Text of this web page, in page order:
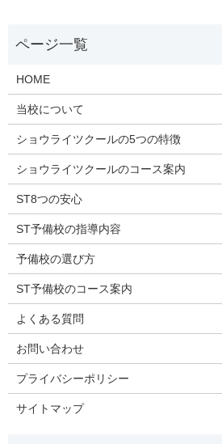
HOME
当校について
ショウライツクールの5つの特徴
ショウライツクールのコース案内
ST8つの安心
ST予備校の指導内容
予備校の選び方
ST予備校のコース案内
よくある質問
お問い合わせ
プライバシーポリシー
サイトマップ